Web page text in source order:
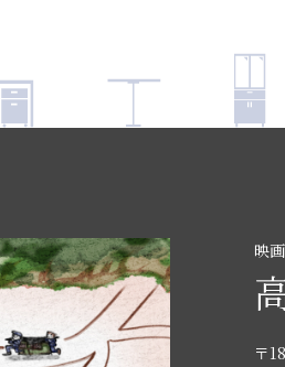
映
〒